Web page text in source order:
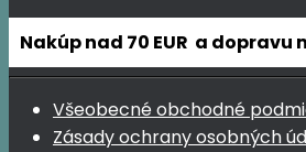
Nakúp nad 70 EUR a dopravu
Všeobecné obchodné
Zásady ochrany osobných